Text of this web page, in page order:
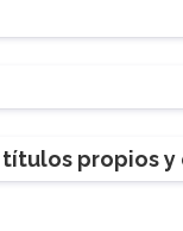
propios